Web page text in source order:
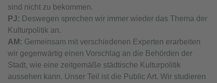
sind nicht zu bekommen.
PJ: Deswegen sprechen wir immer wieder das Thema der
Kulturpolitik an.
АМ: Gemeinsam mit verschiedenen Experten erarbeiten
wir gegenwärtig einen Vorschlag an die Behörden der
Stadt, wie eine zeitgemäße städtische Kulturpolitik
aussehen kann. Unser Teil ist die Public Art. Wir studieren